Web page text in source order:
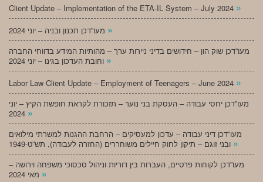
Client Update – Implementation of the ETA-IL System – July 2024 »
»
מעו”דכן שוק הון – חידושים בדיני ניירות ערך – מהותיות המידע בדווחי החברה
»
Labor Law Client Update – Employment of Teenagers – June 2024 »
מעו”דכן יחסי עבודה – העסקת בני נוער – תזכורת לקראת חופשת הקיץ – יוני
»
מעו”דכן דיני עבודה – עדכון למעסיקים – הרחבת ההגנות למשרתי מילואים
»
מעו”דכן לקוחות פרטיים, העברות בין דוריות וניהול סכסוכי משפחה וירושה –
»